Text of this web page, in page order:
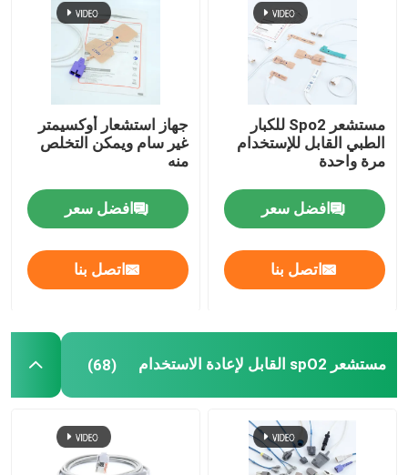
كابلات المعدات الطبية
مستشعر Spo2 للكبار
الطبي القابل للإستخدام
مرة واحدة
افضل سعر
اتصل بنا
جهاز استشعار أوكسيمتر
غير سام ويمكن التخلص
منه
افضل سعر
اتصل بنا
مستشعر spO2 القابل لإعادة الاستخدام (68)